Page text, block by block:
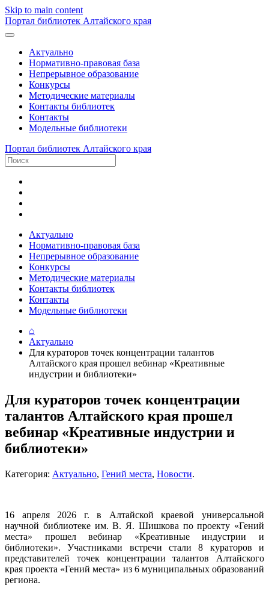
Skip to main content
Портал библиотек Алтайского края
Актуально
Нормативно-правовая база
Непрерывное образование
Конкурсы
Методические материалы
Контакты библиотек
Контакты
Модельные библиотеки
Портал библиотек Алтайского края
Актуально
Нормативно-правовая база
Непрерывное образование
Конкурсы
Методические материалы
Контакты библиотек
Контакты
Модельные библиотеки
⌂
Актуально
Для кураторов точек концентрации талантов
Алтайского края прошел вебинар «Креативные
индустрии и библиотеки»
Для кураторов точек концентрации
талантов Алтайского края прошел
вебинар «Креативные индустрии и
библиотеки»
Категория: Актуально, Гений места, Новости.
16 апреля 2026 г. в Алтайской краевой универсальной
научной библиотеке им. В. Я. Шишкова по проекту «Гений
места» прошел вебинар «Креативные индустрии и
библиотеки». Участниками встречи стали 8 кураторов и
представителей точек концентрации талантов Алтайского
края проекта «Гений места» из 6 муниципальных образований
региона.